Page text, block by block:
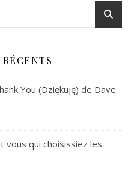
You (Dziękuję) de Dave
vous qui choisissiez les